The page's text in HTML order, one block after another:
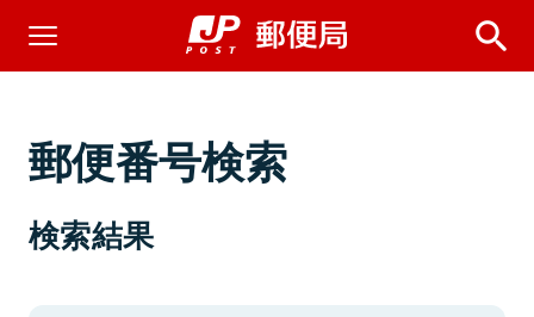
郵便番号検索
検索結果